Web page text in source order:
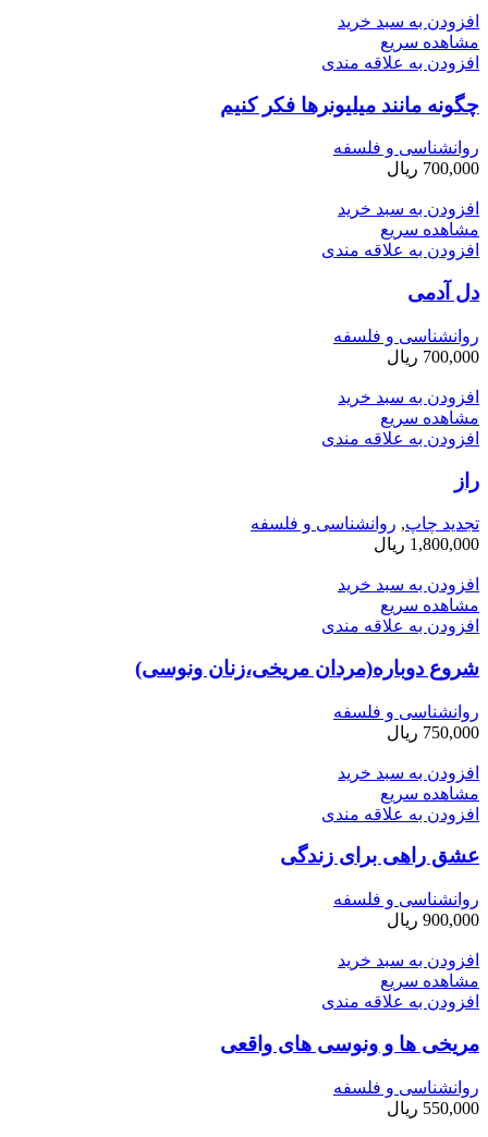
افزودن به سبد خرید
مشاهده سریع
افزودن به علاقه مندی
چگونه مانند میلیونرها فکر کنیم
روانشناسی و فلسفه
700,000 ریال
افزودن به سبد خرید
مشاهده سریع
افزودن به علاقه مندی
دل آدمی
روانشناسی و فلسفه
700,000 ریال
افزودن به سبد خرید
مشاهده سریع
افزودن به علاقه مندی
راز
تجدید چاپ, روانشناسی و فلسفه
1,800,000 ریال
افزودن به سبد خرید
مشاهده سریع
افزودن به علاقه مندی
شروع دوباره(مردان مریخی،زنان ونوسی)
روانشناسی و فلسفه
750,000 ریال
افزودن به سبد خرید
مشاهده سریع
افزودن به علاقه مندی
عشق راهی برای زندگی
روانشناسی و فلسفه
900,000 ریال
افزودن به سبد خرید
مشاهده سریع
افزودن به علاقه مندی
مریخی ها و ونوسی های واقعی
روانشناسی و فلسفه
550,000 ریال